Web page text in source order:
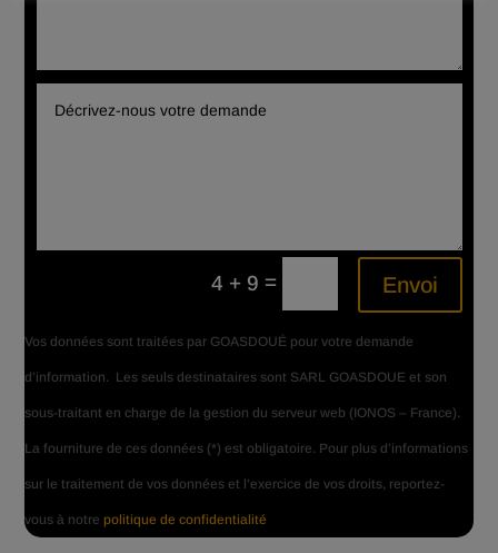
4 + 9 = Envoi
Vos données sont traitées par GOASDOUÉ pour votre demande
d’information. Les seuls destinataires sont SARL GOASDOUE et son
sous-traitant en charge de la gestion du serveur web (IONOS – France).
La fourniture de cesdonnées (*) est obligatoire. Pour plus d’informations
sur le traitement de vos données et l’exercice de vos droits, reportez-
vous à notre politique de confidentialité